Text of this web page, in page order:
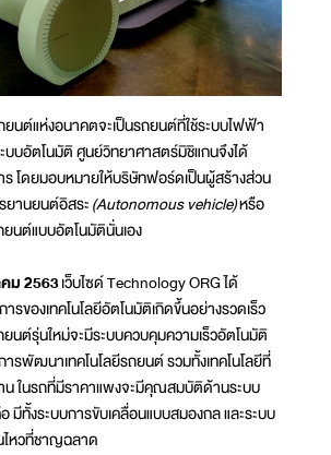
ยนต์แห่งอนาคตจะเป็นรถยนต์ที่ใช้ระบบไฟฟ้า
บบอัตโนมัติ ศูนย์วิทยาศาสตร์มิชิแกนจึงได้
โดยมอบหมายให้บริษัทฟอร์ดเป็นผู้สร้างส่วน
านยนต์อิสระ(Autonomous vehicle)หรือ
นต์แบบอัตโนมัตินั่นเอง
ม 2563เว็บไซด์ Technology ORG ได้
ของเทคโนโลยีอัตโนมัติเกิดขึ้นอย่างรวดเร็ว
ยนต์รุ่นใหม่จะมีระบบควบคุมความเร็วอัตโนมัติ
รพัฒนาเทคโนโลยีรถยนต์ รวมทั้งเทคโนโลยีที่
ในรถที่มีราคาแพงจะมีคุณสมบัติด้านระบบ
มีทั้งระบบการขับเคลื่อนแบบสมองกล และระบบ
หวที่ชาญฉลาด